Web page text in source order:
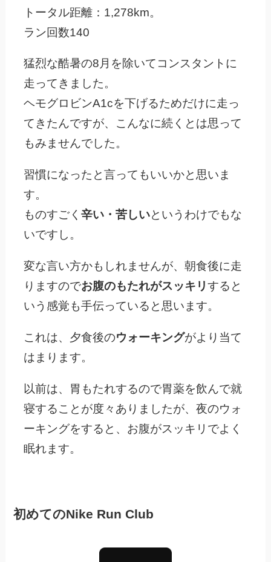
トータル距離：1,278km。
ラン回数140
猛烈な酷暑の8月を除いてコンスタントに
走ってきました。
ヘモグロビンA1cを下げるためだけに走っ
てきたんですが、こんなに続くとは思って
もみませんでした。
習慣になったと言ってもいいかと思いま
す。
ものすごく 辛い・苦しいというわけでもな
いですし。
変な言い方かもしれませんが、朝食後に走
りますのでお腹のもたれがスッキリすると
いう感覚も手伝っていると思います。
これは、夕食後のウォーキングがより当て
はまります。
以前は、胃もたれするので胃薬を飲んで就
寝することが度々ありましたが、夜のウォ
ーキングをすると、お腹がスッキリでよく
眠れます。
初めてのNike Run Club